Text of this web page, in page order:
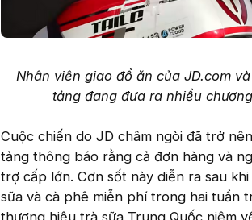
Nhân viên giao đồ ăn của JD.com
tảng đang đưa ra nhiều
Cuộc chiến do JD châm ngòi đã trở
tảng thông báo rằng cả đơn hàng và
trợ cấp lớn. Cơn sốt này diễn ra sau
sữa và cà phê miễn phí trong hai tuần